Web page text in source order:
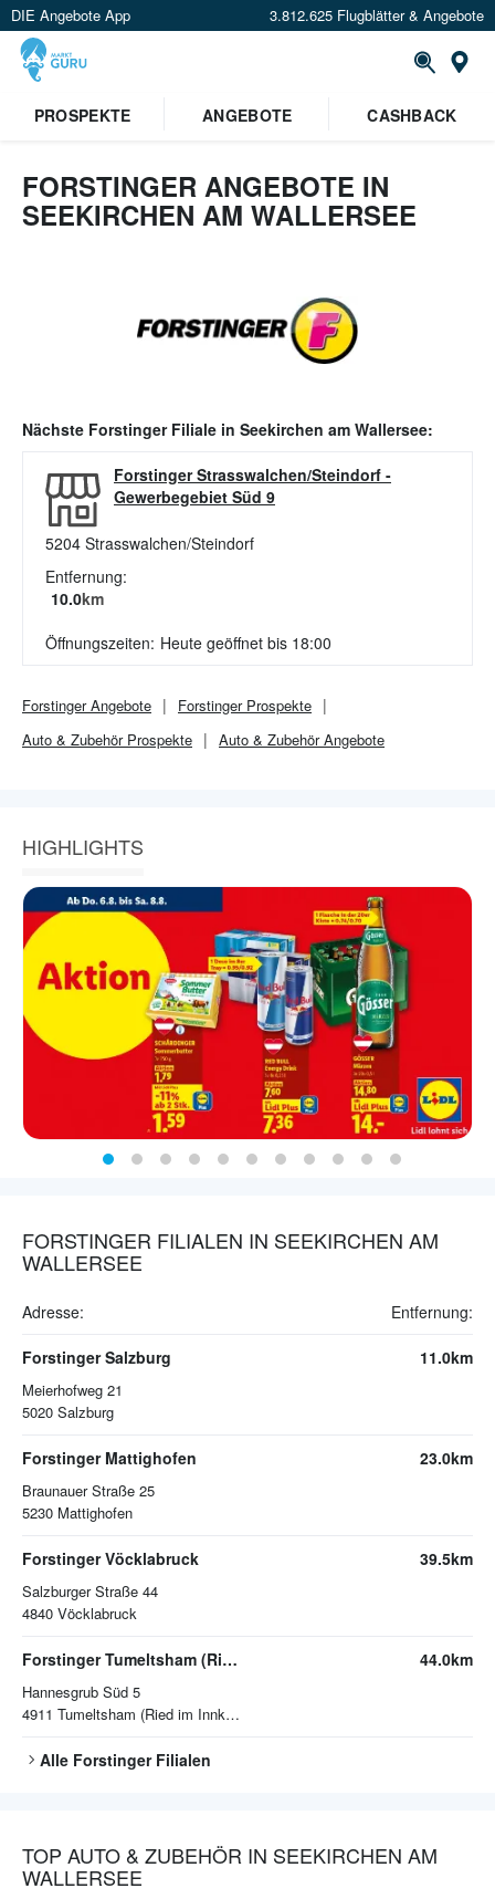
DIE Angebote App 3.812.625 Flugblätter & Angebote
PROSPEKTE
ANGEBOTE CASHBACK
FORSTINGER ANGEBOTE IN
SEEKIRCHEN AM WALLERSEE
Nächste ForstingerFiliale in Seekirchen am Wallersee:
Forstinger Strasswalchen/Steindorf -
Gewerbegebiet Süd 9
5204 Strasswalchen/Steindorf
Entfernung:
10.0km
Öffnungszeiten: Heute geöffnet bis 18:00
ForstingerAngebote ForstingerProspekte
Auto & ZubehörProspekte Auto & ZubehörAngebote
HIGHLIGHTS
FORSTINGER FILIALEN IN SEEKIRCHEN AM
WALLERSEE
Adresse: Entfernung:
Forstinger Salzburg
Meierhofweg 21
5020 Salzburg
11.0km
Forstinger Mattighofen
Braunauer Straße 25
5230 Mattighofen
23.0km
Forstinger Vöcklabruck
Salzburger Straße 44
4840 Vöcklabruck
39.5km
Forstinger Tumeltsham (Ried im Innkreis)
Hannesgrub Süd 5
4911 Tumeltsham (Ried im Innkreis)
44.0km
Alle ForstingerFilialen
TOP AUTO & ZUBEHÖR IN SEEKIRCHEN AM
WALLERSEE